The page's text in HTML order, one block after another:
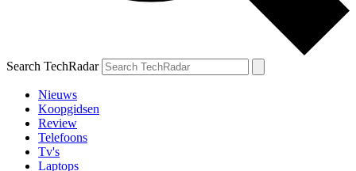
Search TechRadar
Nieuws
Koopgidsen
Review
Telefoons
Tv's
Laptops